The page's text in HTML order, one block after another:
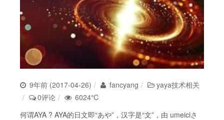
9年前 (2017-04-26) fancyang
yaya技术相关
0评论
6024℃
何谓AYA ? AYA的日文即“あや”，汉字是“文”，由 umeiciさ